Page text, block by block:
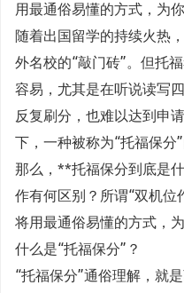
用最通俗易懂的方式，为
随着出国留学的持续火热
外名校的“敲门砖”。但托
容易，尤其是在听说读写
反复刷分，也难以达到申
下，一种被称为“托福保分
那么，**托福保分到底是
作有何区别？所谓“双机
将用最通俗易懂的方式，
什么是“托福保分”？
“托福保分”通俗理解，就